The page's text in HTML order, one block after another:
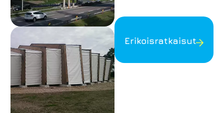
Erikoisratkaisut